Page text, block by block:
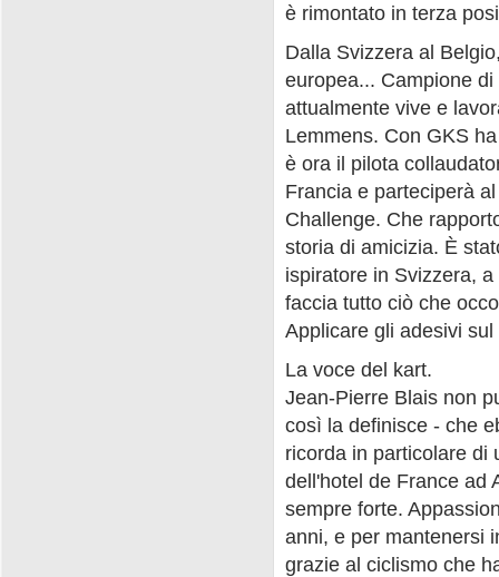
è rimontato in terza
Dalla Svizzera al
europea... Campione
attualmente vive e
Lemmens. Con GKS
è ora il pilota
Francia e parteciperà
Challenge. Che
storia di amicizia. È
ispiratore in Svizzera,
faccia tutto ciò che
Applicare gli adesivi
La voce del kart.
Jean-Pierre Blais non
così la definisce - che
ricorda in particolare di
dell'hotel de France ad
sempre forte.
anni, e per mantenersi
grazie al ciclismo che